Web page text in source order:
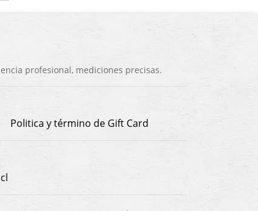
profesional, mediciones precisas.
Politica y término de Gift Card